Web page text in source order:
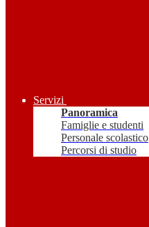
Servizi
Panoramica
Famiglie e studenti
Personale scolastico
Percorsi di studio